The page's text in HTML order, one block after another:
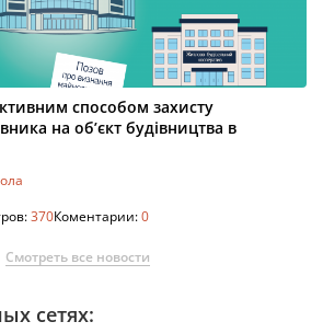
способом захисту
на об’єкт будівництва в
370Коментарии:0
Смотреть все новости
сетях: